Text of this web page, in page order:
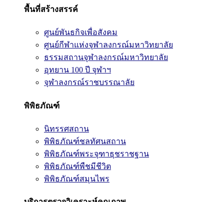
พื้นที่สร้างสรรค์
ศูนย์พันธกิจเพื่อสังคม
ศูนย์กีฬาแห่งจุฬาลงกรณ์มหาวิทยาลัย
ธรรมสถานจุฬาลงกรณ์มหาวิทยาลัย
อุทยาน 100 ปี จุฬาฯ
จุฬาลงกรณ์ราชบรรณาลัย
พิพิธภัณฑ์
นิทรรศสถาน
พิพิธภัณฑ์ชลทัศนสถาน
พิพิธภัณฑ์พระจุฑาธุชราชฐาน
พิพิธภัณฑ์พืชมีชีวิต
พิพิธภัณฑ์สมุนไพร